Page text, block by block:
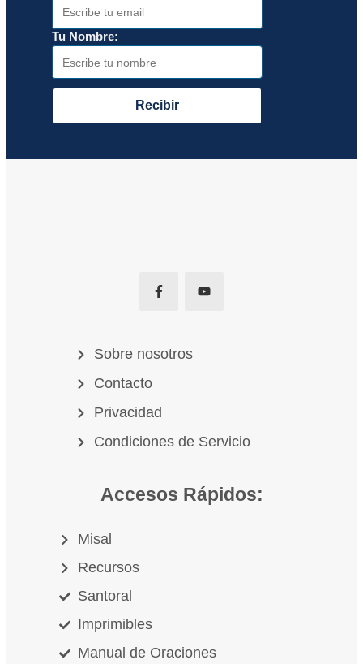
Tu Nombre:
Recibir
Sobre nosotros
Contacto
Privacidad
Condiciones de Servicio
Accesos Rápidos:
Misal
Recursos
Santoral
Imprimibles
Manual de Oraciones